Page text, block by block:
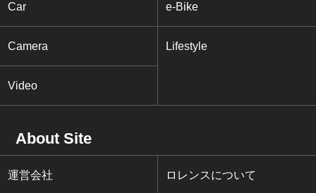
Car e-Bike
Camera Lifestyle
Video
About Site
運営会社 ロレンスについて